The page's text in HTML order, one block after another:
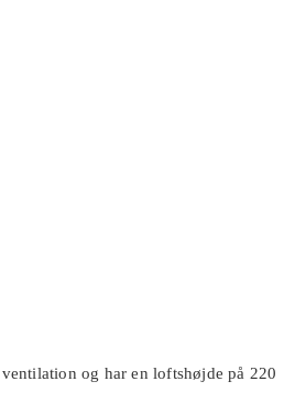
og har en loftshøjde på 220